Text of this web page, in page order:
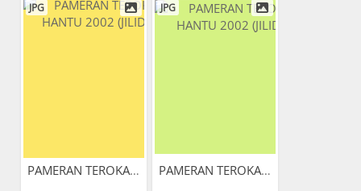
JPG
PAMERAN TEROKAI HANTU 2002...
JPG
PAMERAN TEROKAI HANTU 2002...